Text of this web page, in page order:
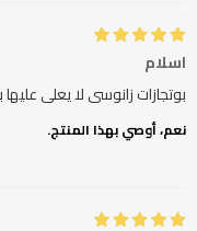
اسلام
بوتجازات زانوسى لا يعلى
نعم، أوصي بهذا المنتج.